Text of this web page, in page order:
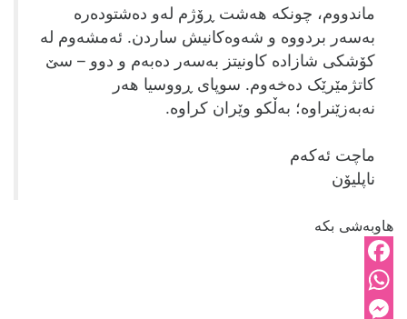
ماندووم، چونکه هه‌شت ڕۆژم له‌و ده‌شتوده‌ره
به‌سه‌ر بردووه و شه‌وه‌کانیش ساردن. ئه‌مشه‌وم له
کۆشکی شازاده کاونیتز به‌سه‌ر ده‌به‌م و دوو – سێ
کاتژمێرێک ده‌خه‌وم. سوپای ڕووسیا هه‌ر
نه‌به‌زێنراوه؛ به‌ڵکو وێران کراوه.
ماچت ئه‌که‌م
ناپلیۆن
هاوبەشی بکە
Facebook
WhatsApp